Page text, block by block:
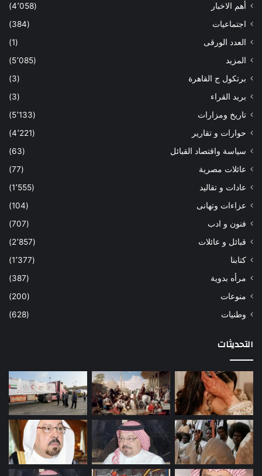
أهم الاخبار
(4٬058)
اجتماعيات
(384)
العدد الورقى
(1)
المزيد
(5٬085)
برتكول ج القاهرة
(3)
بريد القراء
(3)
تاريخ ومزارات
(5٬133)
حوارات و تقارير
(4٬221)
سياسة واقتصاد القبائل
(63)
عائلات مصرية
(77)
عادات و تقاليد
(1٬555)
عزاءات وتهانى
(104)
فنون و ادب
(707)
قبائل و عائلات
(2٬857)
كتابنا
(1٬377)
مرأه بدوية
(387)
منوعات
(200)
وطنيات
(628)
التحديثات